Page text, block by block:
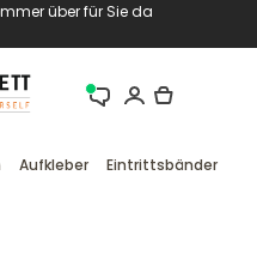
über für Sie da
Aufkleber Eintrittsbänder